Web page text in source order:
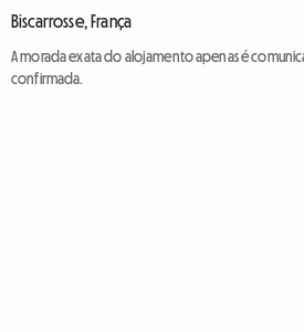
Biscarrosse, França
A morada exata do alojamento apenas é
confirmada.